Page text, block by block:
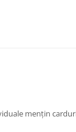
mențin